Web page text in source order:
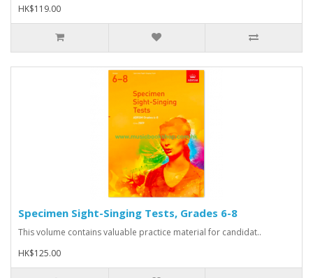
HK$119.00
Specimen Sight-Singing Tests, Grades 6-8
This volume contains valuable practice material for candidat..
HK$125.00